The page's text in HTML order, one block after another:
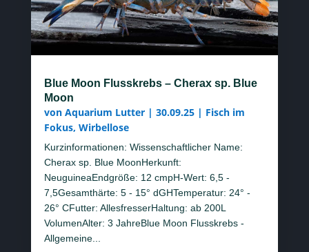
Blue Moon Flusskrebs – Cherax sp. Blue
Moon
von Aquarium Lutter| 30.09.25| Fisch im
Fokus, Wirbellose
Kurzinformationen: Wissenschaftlicher Name:
Cherax sp. Blue MoonHerkunft:
NeuguineaEndgröße: 12 cmpH-Wert: 6,5 -
7,5Gesamthärte: 5 - 15° dGHTemperatur: 24° -
26° CFutter: AllesfresserHaltung: ab 200L
VolumenAlter: 3 JahreBlue Moon Flusskrebs -
Allgemeine...